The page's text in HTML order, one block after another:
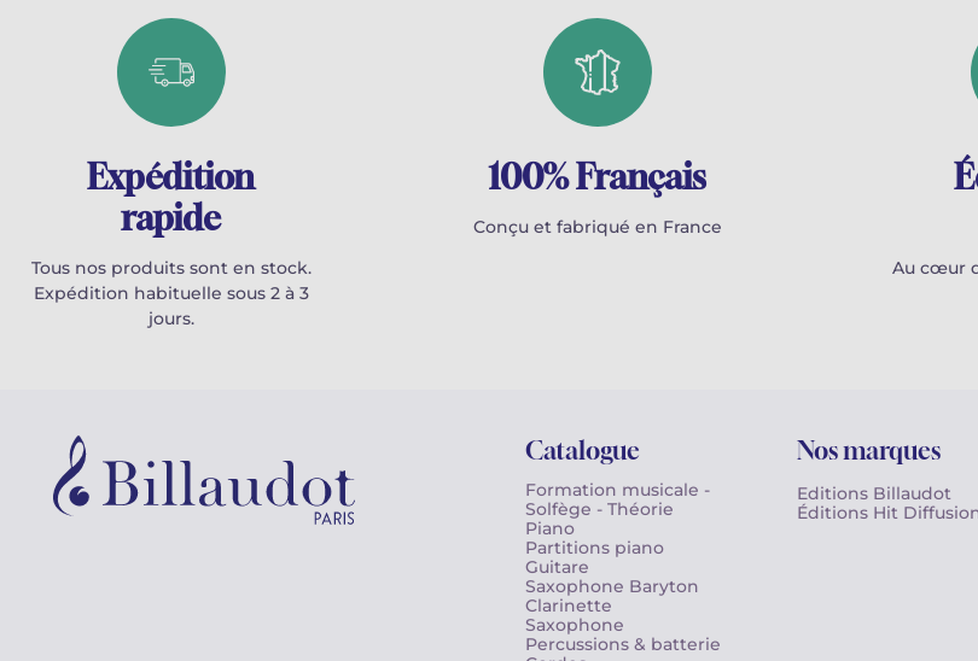
Expédition
rapide
Tous nos produits sont en stock.
Expédition habituelle sous 2 à 3
jours.
100% Français
Conçu et fabriqué en France
Au cœur
Catalogue
Formation musicale -
Solfège - Théorie
Piano
Partitions piano
Guitare
Saxophone Baryton
Clarinette
Saxophone
Percussions & batterie
Nos marques
Editions Billaudot
Éditions Hit